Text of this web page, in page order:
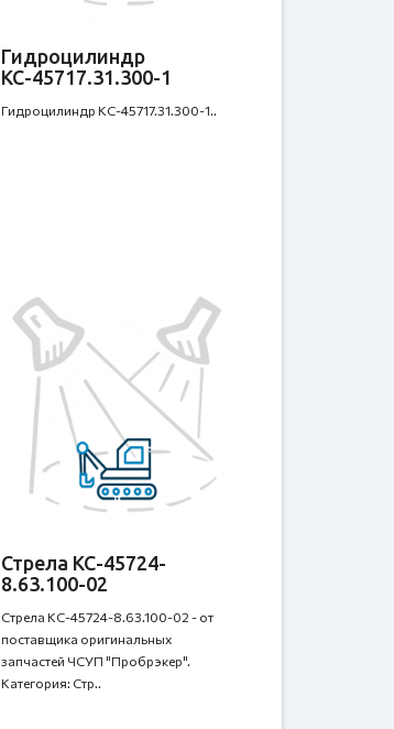
Гидроцилиндр
КС-45717.31.300-1
Гидроцилиндр КС-45717.31.300-1..
Стрела КС-45724-
8.63.100-02
Стрела КС-45724-8.63.100-02 - от
поставщика оригинальных
запчастей ЧСУП "Пробрэкер".
Категория: Стр..